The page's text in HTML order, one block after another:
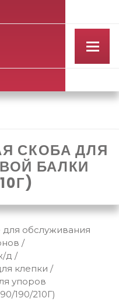
СКОБА ДЛЯ
БАЛКИ
обслуживания
/
д /
клепки /
упоров
190/210Г)